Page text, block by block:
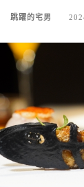
跳躍的宅男